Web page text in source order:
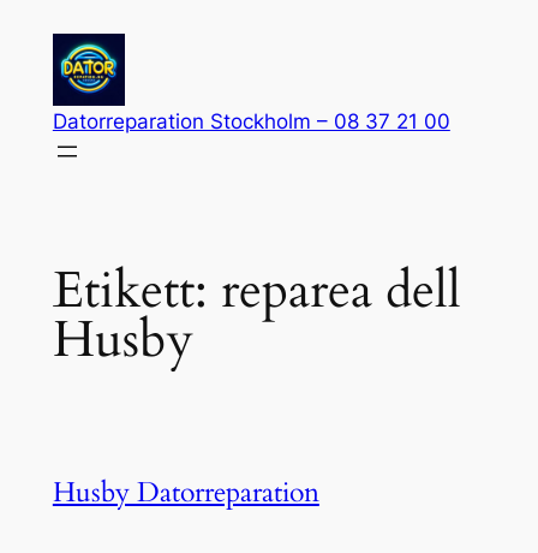
innehåll
Datorreparation Stockholm – 08 37 21 00
Etikett: reparea dell
Husby
Husby Datorreparation